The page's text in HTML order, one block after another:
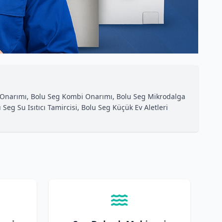
Bolu Seg Kombi Onarımı, Bolu Seg Mikrodalga
Su Isıtıcı Tamircisi, Bolu Seg Küçük Ev Aletleri